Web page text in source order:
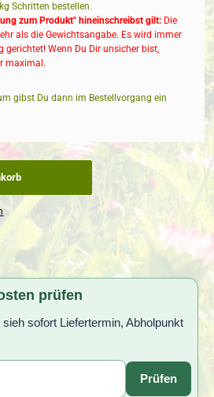
kg Schritten bestellen.
zum Produkt" hineinschreibst gilt: Die
als die Gewichtsangabe. Es wird immer
gerichtet! Wenn Du Dir unsicher bist,
maximal.
gibst Du dann im Bestellvorgang ein
prüfen
sofort Liefertermin, Abholpunkt
Prüfen